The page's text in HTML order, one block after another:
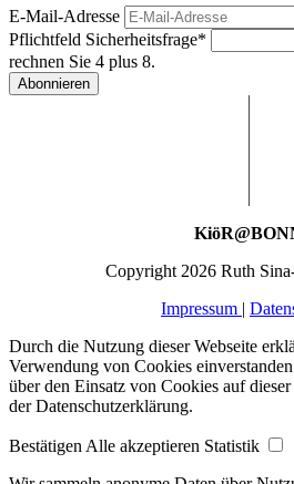
E-Mail-Adresse
Pflichtfeld Sicherheitsfrage*
rechnen Sie 4 plus 8.
Abonnieren
Copyright 2026 Ruth
Impressum |
Durch die Nutzung dieser Webseite
Verwendung von Cookies
über den Einsatz von Cookies auf
der Datenschutzerklärung.
Bestätigen Alle akzeptieren Statistik